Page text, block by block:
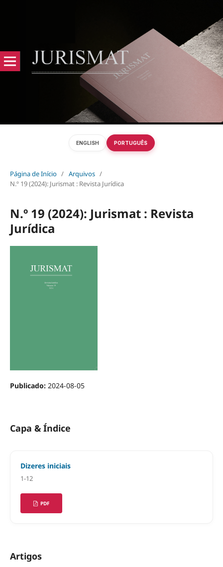
Página de Início / Arquivos /
N.º 19 (2024): Jurismat : Revista Jurídica
N.º 19 (2024): Jurismat : Revista
Jurídica
Publicado: 2024-08-05
Capa & Índice
Dizeres iniciais
1-12
PDF
Artigos
ENGLISH PORTUGUÊS